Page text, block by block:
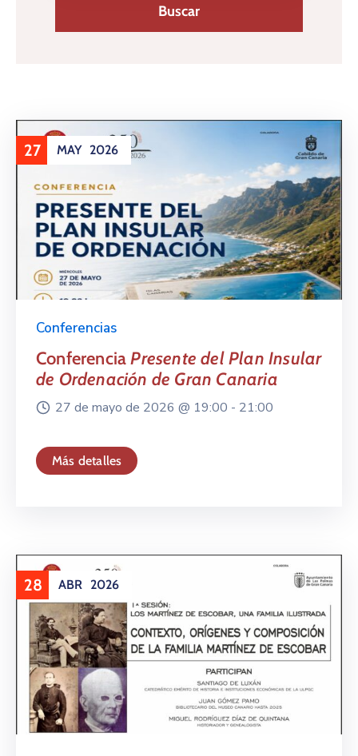
27 MAY 2026
Conferencias
ConferenciaPresente del Plan Insular
de Ordenación de Gran Canaria
27 de mayo de 2026 @ 19:00 - 21:00
Más detalles
28 ABR 2026